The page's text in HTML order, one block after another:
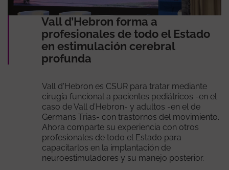
Vall d’Hebron forma a
profesionales de todo el Estado
en estimulación cerebral
profunda
Vall d'Hebron es CSUR para tratar mediante
cirugía funcional a pacientes pediátricos -en el
caso de Vall d’Hebron- y adultos -en el de
Germans Trias- con trastornos del movimiento.
Ahora comparte su experiencia con otros
profesionales de todo el Estado para
capacitarlos en la implantación de
neuroestimuladores y su manejo posterior.